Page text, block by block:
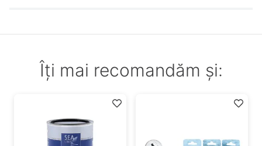
Îți mai recomandăm și: